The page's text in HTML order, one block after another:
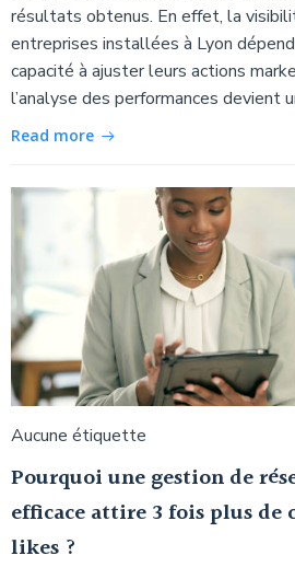
résultats obtenus. En effet, la
entreprises installées à Lyon
capacité à ajuster leurs actions
l’analyse des performances devient
Read more
Aucune étiquette
Pourquoi une gestion de
efficace attire 3 fois plus de
likes ?